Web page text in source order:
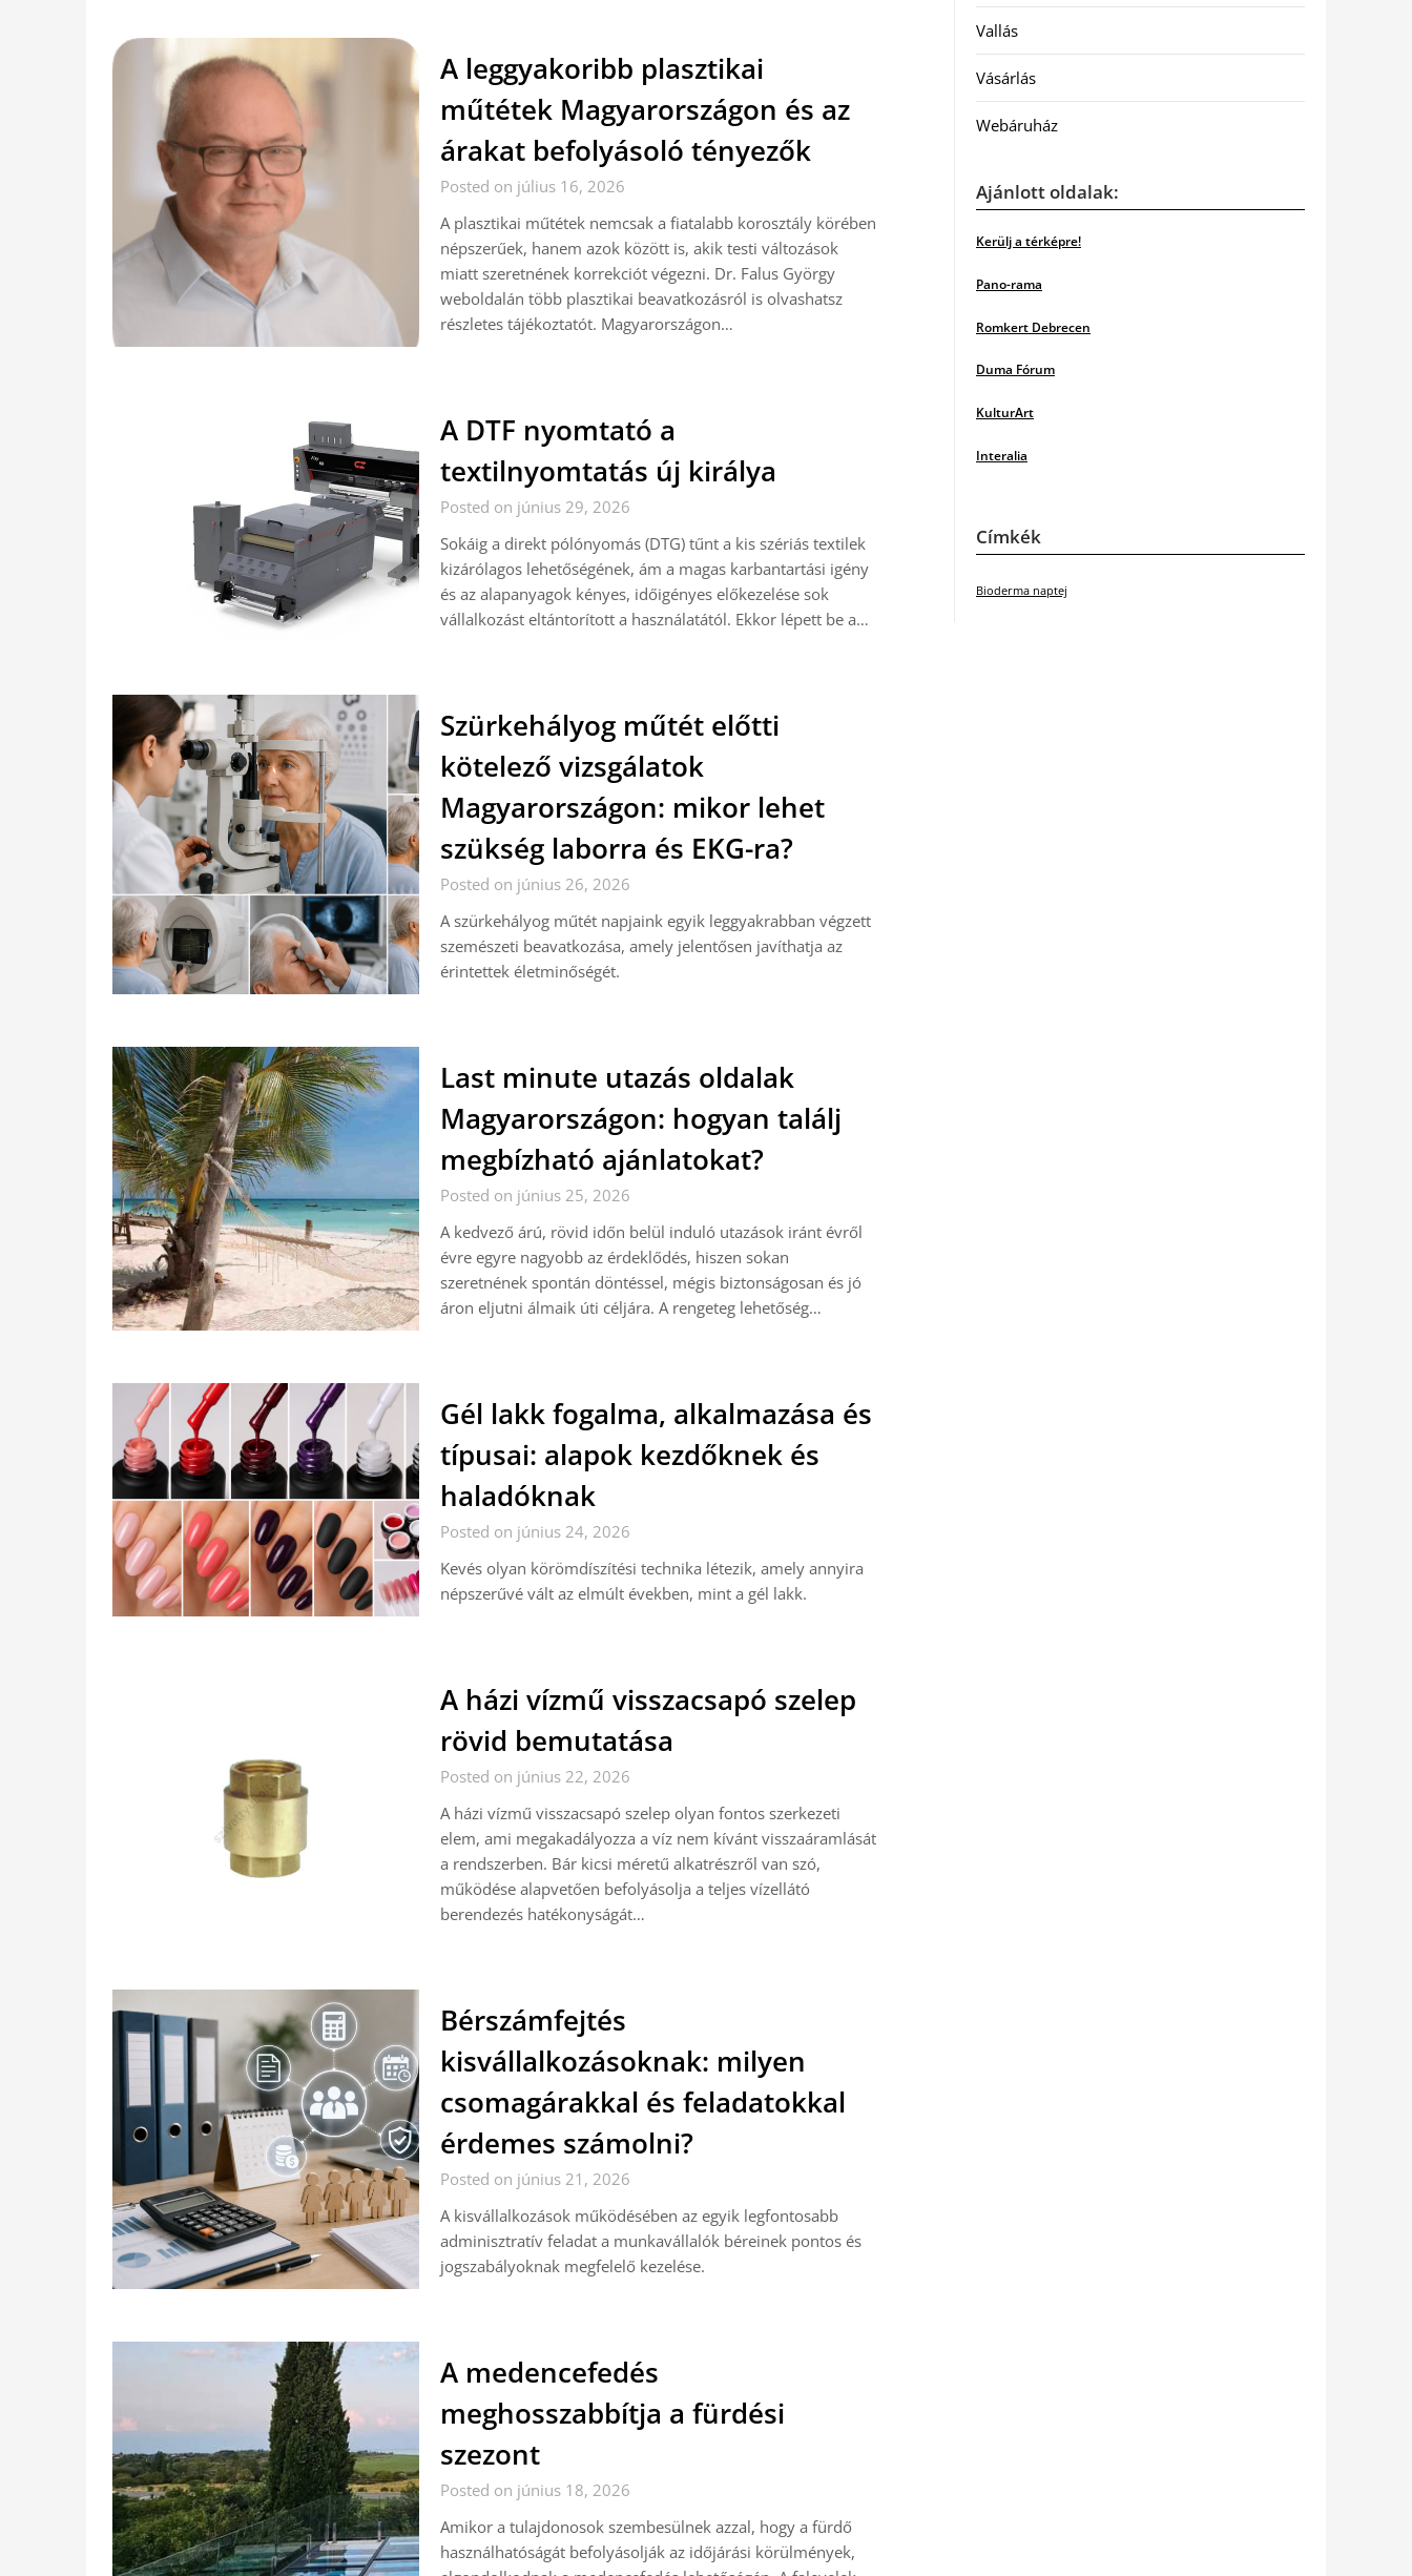
A leggyakoribb plasztikai
műtétek Magyarországon és az
árakat befolyásoló tényezők
Posted on július 16, 2026
A plasztikai műtétek nemcsak a fiatalabb korosztály körében
népszerűek, hanem azok között is, akik testi változások
miatt szeretnének korrekciót végezni. Dr. Falus György
weboldalán több plasztikai beavatkozásról is olvashatsz
részletes tájékoztatót. Magyarországon…
A DTF nyomtató a
textilnyomtatás új királya
Posted on június 29, 2026
Sokáig a direkt pólónyomás (DTG) tűnt a kis szériás textilek
kizárólagos lehetőségének, ám a magas karbantartási igény
és az alapanyagok kényes, időigényes előkezelése sok
vállalkozást eltántorított a használatától. Ekkor lépett be a…
Szürkehályog műtét előtti
kötelező vizsgálatok
Magyarországon: mikor lehet
szükség laborra és EKG-ra?
Posted on június 26, 2026
A szürkehályog műtét napjaink egyik leggyakrabban végzett
szemészeti beavatkozása, amely jelentősen javíthatja az
érintettek életminőségét.
Last minute utazás oldalak
Magyarországon: hogyan találj
megbízható ajánlatokat?
Posted on június 25, 2026
A kedvező árú, rövid időn belül induló utazások iránt évről
évre egyre nagyobb az érdeklődés, hiszen sokan
szeretnének spontán döntéssel, mégis biztonságosan és jó
áron eljutni álmaik úti céljára. A rengeteg lehetőség…
Gél lakk fogalma, alkalmazása és
típusai: alapok kezdőknek és
haladóknak
Posted on június 24, 2026
Kevés olyan körömdíszítési technika létezik, amely annyira
népszerűvé vált az elmúlt években, mint a gél lakk.
A házi vízmű visszacsapó szelep
rövid bemutatása
Posted on június 22, 2026
A házi vízmű visszacsapó szelep olyan fontos szerkezeti
elem, ami megakadályozza a víz nem kívánt visszaáramlását
a rendszerben. Bár kicsi méretű alkatrészről van szó,
működése alapvetően befolyásolja a teljes vízellátó
berendezés hatékonyságát…
Bérszámfejtés
kisvállalkozásoknak: milyen
csomagárakkal és feladatokkal
érdemes számolni?
Posted on június 21, 2026
A kisvállalkozások működésében az egyik legfontosabb
adminisztratív feladat a munkavállalók béreinek pontos és
jogszabályoknak megfelelő kezelése.
A medencefedés
meghosszabbítja a fürdési
szezont
Posted on június 18, 2026
Amikor a tulajdonosok szembesülnek azzal, hogy a fürdő
használhatóságát befolyásolják az időjárási körülmények,
Vallás
Vásárlás
Webáruház
Ajánlott oldalak:
Kerülj a térképre!
Pano-rama
Romkert Debrecen
Duma Fórum
KulturArt
Interalia
Címkék
Bioderma naptej